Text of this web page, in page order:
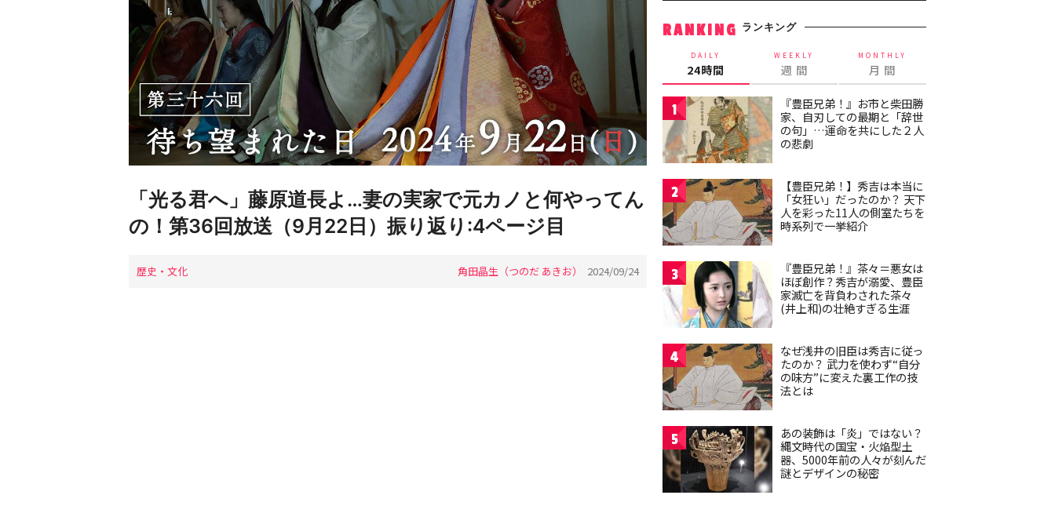
「光る君へ」藤原道長よ…妻の実家で元カノと何やってん
の！第36回放送（9月22日）振り返り:4ページ目
歴史・文化 角田晶生（つのだ あきお） 2024/09/24
RANKING ランキング
DAILY
24時間
WEEKLY
週 間
MONTHLY
月 間
1
『豊臣兄弟！』お市と柴田勝
家、自刃しての最期と「辞世
の句」…運命を共にした２人
の悲劇
2
【豊臣兄弟！】秀吉は本当に
「女狂い」だったのか？ 天下
人を彩った11人の側室たちを
時系列で一挙紹介
3
『豊臣兄弟！』茶々＝悪女は
ほぼ創作？秀吉が溺愛、豊臣
家滅亡を背負わされた茶々
(井上和)の壮絶すぎる生涯
4
なぜ浅井の旧臣は秀吉に従っ
たのか？ 武力を使わず“自分
の味方”に変えた裏工作の技
法とは
5
あの装飾は「炎」ではない？
縄文時代の国宝・火焔型土
器、5000年前の人々が刻んだ
謎とデザインの秘密